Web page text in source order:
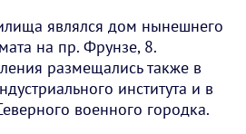
являлся дом нынешнего
на пр. Фрунзе, 8.
размещались также в
института и в
военного городка.